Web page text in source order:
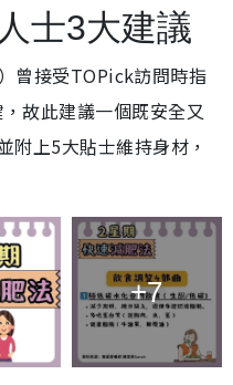
士3大建議
曾接受TOPick訪問時指
故此建議一個既安全又
附上5大貼士維持身材，
+7